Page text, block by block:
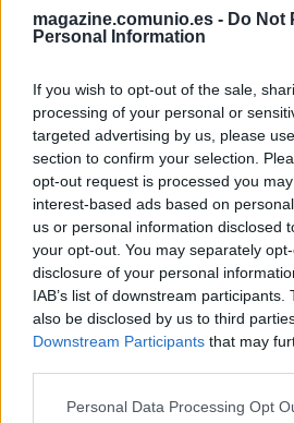
magazine.comunio.es - Do Not
Personal Information
If you wish to opt-out of the sale,
processing of your personal or
targeted advertising by us, please
section to confirm your selection.
opt-out request is processed you
interest-based ads based on
us or personal information disclosed
your opt-out. You may separately
disclosure of your personal
IAB’s list of downstream
also be disclosed by us to third
Downstream Participants that may
Please note that this website/app
Personal Data Processing Opt
empiece a desplomarse en los
managers van a pujar por un
¡A pujar! Cuatro jugadores
24
Estos
en los
jornada 24
para las
sea para
más que
pujar si
fichajes!
Fabián Orellana (Valladolid,